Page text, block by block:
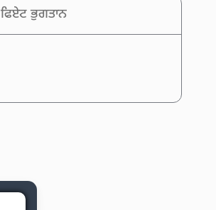
ਫਿਏਟ ਭੁਗਤਾਨ